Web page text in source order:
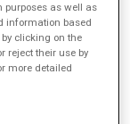
purposes as well as
information based
clicking on the
reject their use by
more detailed